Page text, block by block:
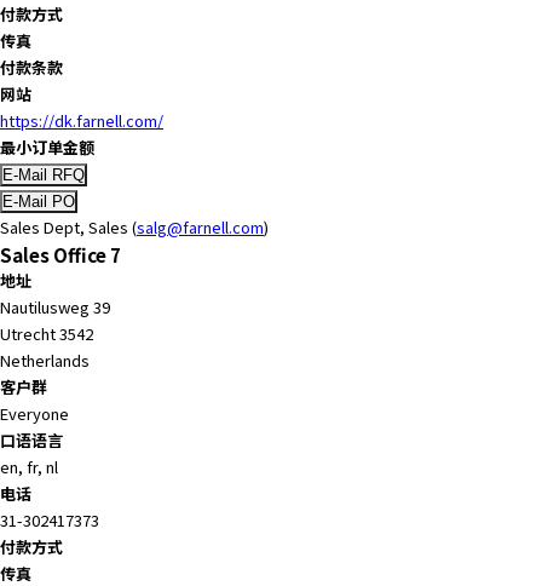
e
s
t
h
e
s
c
r
e
e
n
r
e
a
d
e
r
t
o
h
e
付款方式
传真
付款条款
网站
https://dk.farnell.com/
最小订单金额
Sales Dept, Sales (salg@farnell.com)
Sales Office 7
地址
Nautilusweg 39
Utrecht 3542
Netherlands
客户群
Everyone
口语语言
en, fr, nl
电话
31-302417373
付款方式
传真